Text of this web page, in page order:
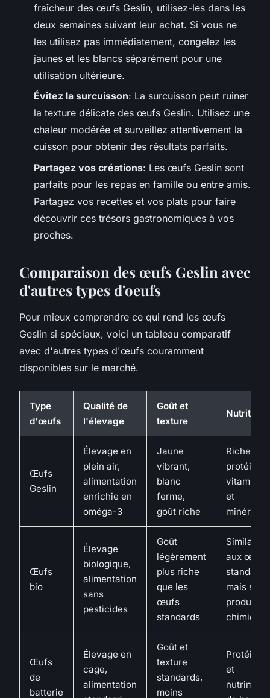
fraîcheur des œufs Geslin, utilisez-les dans les
deux semaines suivant leur achat. Si vous ne
les utilisez pas immédiatement, congelez les
jaunes et les blancs séparément pour une
utilisation ultérieure.
Évitez la surcuisson: La surcuisson peut ruiner
la texture délicate des œufs Geslin. Utilisez une
chaleur modérée et surveillez attentivement la
cuisson pour obtenir des résultats parfaits.
Partagez vos créations: Les œufs Geslin sont
parfaits pour les repas en famille ou entre amis.
Partagez vos recettes et vos plats pour faire
découvrir ces trésors gastronomiques à vos
proches.
Comparaison des œufs Geslin avec
d'autres types d'oeufs
Pour mieux comprendre ce qui rend les œufs
Geslin si spéciaux, voici un tableau comparatif
avec d'autres types d'œufs couramment
disponibles sur le marché.
Type
d'œufs
Qualité de
l'élevage
Goût et
texture
Nutrition
Œufs
Geslin
Élevage en
plein air,
alimentation
enrichie en
oméga-3
Jaune
vibrant,
blanc
ferme,
goût riche
Riches en
protéines,
vitamines
et
minéraux
Œufs
bio
Élevage
biologique,
alimentation
sans
pesticides
Goût
légèrement
plus riche
que les
œufs
standards
Similaire
aux œufs
mais sans
produits
chimiques
Œufs
de
batterie
Élevage en
cage,
alimentation
Goût et
texture
standards,
moins
Protéines
et